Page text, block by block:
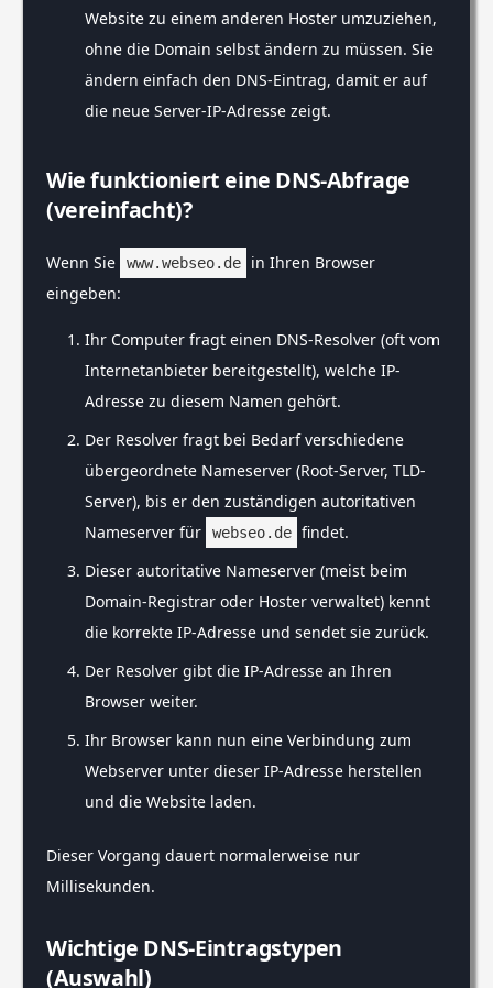
Website zu einem anderen Hoster umzuziehen,
ohne die Domain selbst ändern zu müssen. Sie
ändern einfach den DNS-Eintrag, damit er auf
die neue Server-IP-Adresse zeigt.
Wie funktioniert eine DNS-Abfrage
(vereinfacht)?
Wenn Sie www.webseo.de
in Ihren Browser
eingeben:
Ihr Computer fragt einen DNS-Resolver (oft vom
Internetanbieter bereitgestellt), welche IP-
Adresse zu diesem Namen gehört.
Der Resolver fragt bei Bedarf verschiedene
übergeordnete Nameserver (Root-Server, TLD-
Server), bis er den zuständigen autoritativen
Nameserver für
webseo.de findet.
Dieser autoritative Nameserver (meist beim
Domain-Registrar oder Hoster verwaltet) kennt
die korrekte IP-Adresse und sendet sie zurück.
Der Resolver gibt die IP-Adresse an Ihren
Browser weiter.
Ihr Browser kann nun eine Verbindung zum
Webserver unter dieser IP-Adresse herstellen
und die Website laden.
Dieser Vorgang dauert normalerweise nur
Millisekunden.
Wichtige DNS-Eintragstypen
(Auswahl)